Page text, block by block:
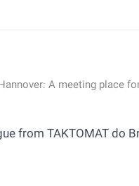
A meeting place
from TAKTOMAT do